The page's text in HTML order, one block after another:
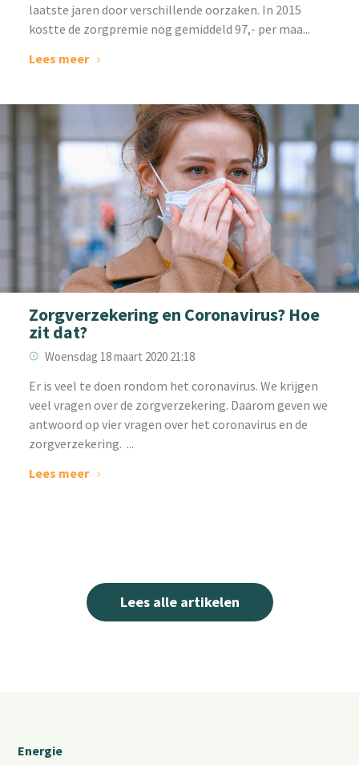
laatste jaren door verschillende oorzaken. In 2015
kostte de zorgpremie nog gemiddeld 97,- per maa...
Lees meer
Zorgverzekering en Coronavirus? Hoe
zit dat?
Woensdag 18 maart 2020 21:18
Er is veel te doen rondom het coronavirus. We krijgen
veel vragen over de zorgverzekering. Daarom geven we
antwoord op vier vragen over het coronavirus en de
zorgverzekering. ...
Lees meer
Lees alle artikelen
Energie